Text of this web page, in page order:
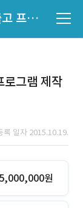
고도몰 기반으로 한 바코드 입출고 프로그램 제작
로그램 제작
록 일자 2015.10.19.
5,000,000원